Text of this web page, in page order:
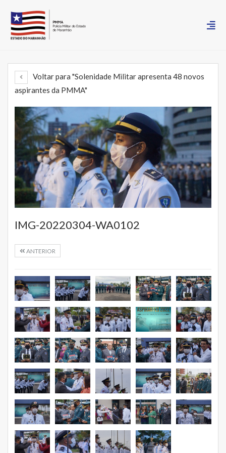
Voltar para "Solenidade Militar apresenta 48 novos
aspirantes da PMMA"
IMG-20220304-WA0102
ANTERIOR